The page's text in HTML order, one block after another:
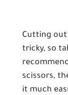
Cutting out
tricky, so
scissors,
it much